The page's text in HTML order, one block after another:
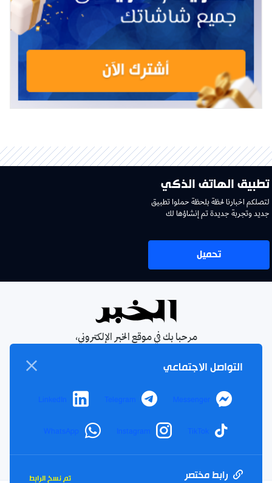
تطبيق الهاتف الذكي
لتصلكم اخبارنا لحظة بلحظة حملوا تطبيق
جديد وتجربة جديدة تم إنشاؤها لك
تحميل
مرحبا بك في موقع الخبر الإلكتروني،
الإشتراك في النشرة البريدية
بإشتراكك معنا ستتمكن من الحصول على آخر الأخبار التي سيتم
نشرها في الموقع
بريدك
الالكتروني
التواصل الاجتماعي
Messenger
Telegram
LinkedIn
TikTok
Instagram
WhatsApp
رابط مختصر تم نسخ الرابط